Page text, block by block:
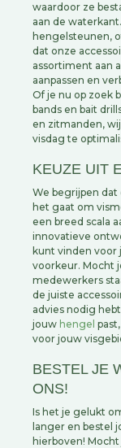
waardoor ze
aan de
hengelsteunen,
dat onze
assortiment aan
aanpassen en
Of je nu op zoek
bands en bait
en zitmanden,
visdag te
KEUZE UIT
We begrijpen
het gaat om
een breed scala
innovatieve
kunt vinden
voorkeur. Mocht
medewerkers
de juiste
advies nodig
jouw hengel
voor jouw
BESTEL JE
ONS!
Is het je gelukt
langer en bestel
hierboven!